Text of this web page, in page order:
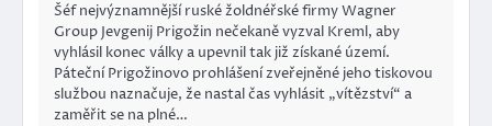
Šéf nejvýznamnější ruské žoldnéřské firmy Wagner
Group Jevgenij Prigožin nečekaně vyzval Kreml, aby
vyhlásil konec války a upevnil tak již získané území.
Páteční Prigožinovo prohlášení zveřejněné jeho tiskovou
službou naznačuje, že nastal čas vyhlásit „vítězství“ a
zaměřit se na plné…